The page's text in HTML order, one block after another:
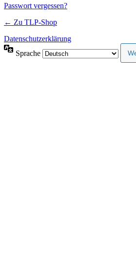
Passwort vergessen?
← Zu TLP-Shop
Datenschutzerklärung
Sprache